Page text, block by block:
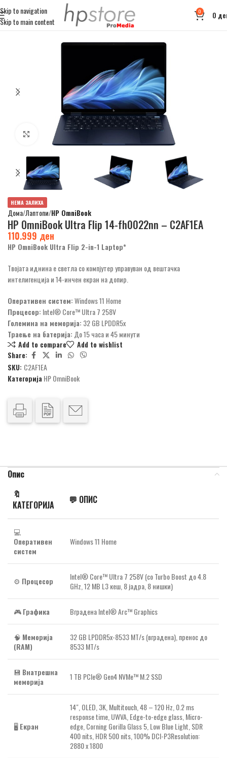
Skip to navigation
Skip to main content
0 0
Click to enlarge
НЕМА ЗАЛИХА
Дома Лаптопи HP OmniBook
HP OmniBook Ultra Flip 14-fh0022nn – C2AF1EA
110.999 ден
HP OmniBook Ultra Flip 2-in-1 Laptop*
Твојата иднина е светла со компјутер управуван од вештачка
интелигенција и 14-инчен екран на допир.
Оперативен систем:Windows 11 Home
Процесор: Intel® Core™ Ultra 7 258V
Големина на меморија: 32 GB LPDDR5x
Траење на батерија: До 15 часа и 45 минути
Add to compare
Add to wishlist
Share:
SKU: C2AF1EA
Категорија HP OmniBook
Опис
🔖
КАТЕГОРИЈА
💬 ОПИС
💻
Оперативен
систем
Windows 11 Home
⚙️ Процесор
Intel® Core™ Ultra 7 258V (со Turbo Boost до 4.8
GHz, 12 MB L3 кеш, 8 јадра, 8 нишки)
🎮Графика Вградена Intel® Arc™ Graphics
🧠 Меморија
(RAM)
32 GB LPDDR5x-8533 MT/s (вградена), пренос до
8533 MT/s
💾 Внатрешна
меморија
1 TB PCIe® Gen4 NVMe™ M.2 SSD
🖥️Екран
14″, OLED, 3K, Multitouch, 48 – 120 Hz, 0.2 ms
response time, UWVA, Edge-to-edge glass, Micro-
edge, Corning Gorilla Glass 5, Low Blue Light, SDR
400 nits, HDR 500 nits, 100% DCI-P3Resolution:
2880 x 1800